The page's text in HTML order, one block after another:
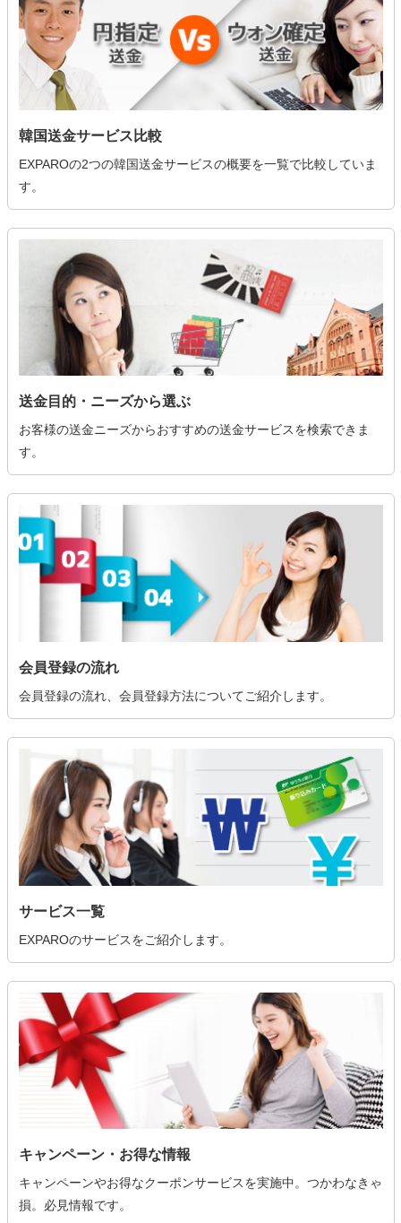
韓国送金サービス比較
EXPAROの2つの韓国送金サービスの概要を一覧で比較していま
す。
送金目的・ニーズから選ぶ
お客様の送金ニーズからおすすめの送金サービスを検索できま
す。
会員登録の流れ
会員登録の流れ、会員登録方法についてご紹介します。
サービス一覧
EXPAROのサービスをご紹介します。
キャンペーン・お得な情報
キャンペーンやお得なクーポンサービスを実施中。つかわなきゃ
損。必見情報です。